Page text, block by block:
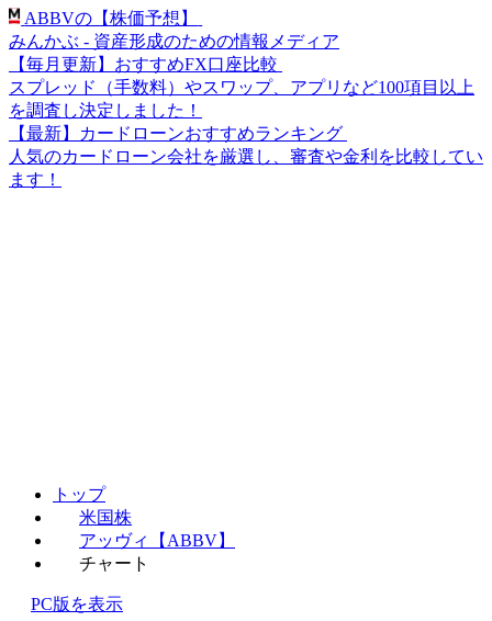
ABBVの【株価予想】
みんかぶ - 資産形成のための情報メディア
【毎月更新】おすすめFX口座比較
スプレッド（手数料）やスワップ、アプリなど100項目以上
を調査し決定しました！
【最新】カードローンおすすめランキング
人気のカードローン会社を厳選し、審査や金利を比較してい
ます！
トップ
米国株
アッヴィ【ABBV】
チャート
PC版を表示